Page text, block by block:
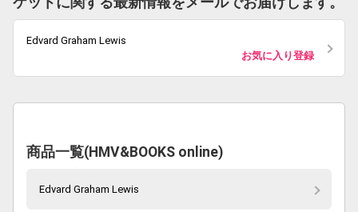
Edvard Graham Lewis
お気に入り登録
商品一覧(HMV&BOOKS online)
Edvard Graham Lewis